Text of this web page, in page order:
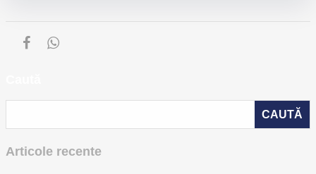
Articole recente